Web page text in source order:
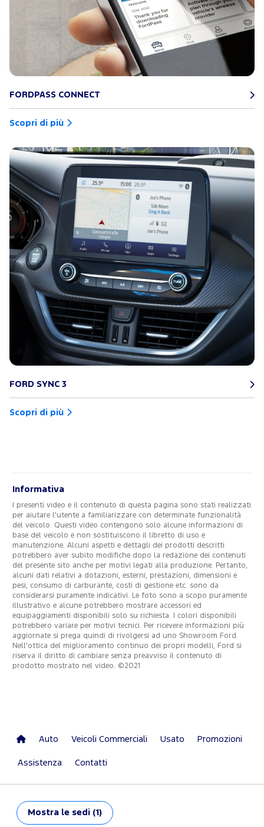
FORDPASS CONNECT
Scopri di più
FORD SYNC 3
Scopri di più
Informativa
I presenti video e il contenuto di questa pagina sono stati realizzati
per aiutare l'utente a familiarizzare con determinate funzionalità
del veicolo. Questi video contengono solo alcune informazioni di
base del veicolo e non sostituiscono il libretto di uso e
manutenzione. Alcuni aspetti e dettagli dei prodotti descritti
potrebbero aver subito modifiche dopo la redazione dei contenuti
del presente sito anche per motivi legati alla produzione. Pertanto,
alcuni dati relativi a dotazioni, esterni, prestazioni, dimensioni e
pesi, consumo di carburante, costi di gestione etc. sono da
considerarsi puramente indicativi. Le foto sono a scopo puramente
illustrativo e alcune potrebbero mostrare accessori ed
equipaggiamenti disponibili solo su richiesta. I colori disponibili
potrebbero variare per motivi tecnici. Per ricevere informazioni più
aggiornate si prega quindi di rivolgersi ad uno Showroom Ford.
Nell'ottica del miglioramento continuo dei propri modelli, Ford si
riserva il diritto di cambiare senza preavviso il contenuto di
prodotto mostrato nel video. ©2021
Auto Veicoli Commerciali Usato Promozioni
Assistenza Contatti
Mostra le sedi (1)